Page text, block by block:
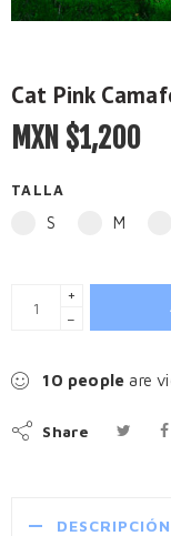
Cat Pink
MXN $1,200
TALLA
S M
+
−
10 people are
Share
DESCRIPCIÓN